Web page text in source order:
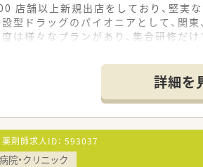
店舗以上新規出店をしており、堅実
型ドラッグのパイオニアとして、関東
は様々なプランがあり、集合研修だ
師・調剤薬剤師（土日休み・19時まで
型だけでなく「医療モール・クリニッ
にも積極的取り組んでおり「訪問調
ナくるみん認定企業」「健康経営優良
研修制度、人事制度、評価制度、キャ
詳細を
薬剤師求人ID： 593037
病院・クリニック